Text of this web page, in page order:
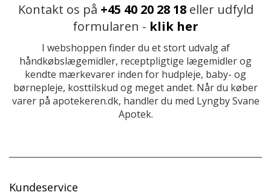
Kontakt os på +45 40 20 28 18eller udfyld
formularen - klik her
I webshoppen finder du et stort udvalg af
håndkøbslægemidler, receptpligtige lægemidler og
kendte mærkevarer inden for hudpleje, baby- og
børnepleje, kosttilskud og meget andet. Når du køber
varer på apotekeren.dk, handler du med Lyngby Svane
Apotek.
Kundeservice